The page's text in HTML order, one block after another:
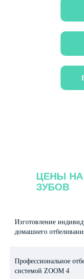
ЦЕНЫ НА
ЗУБОВ
Изготовление
домашнего
Профессиональное
системой ZOOM 4